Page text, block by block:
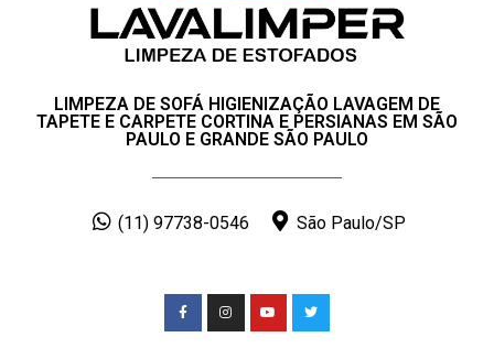
LIMPEZA DE SOFÁ HIGIENIZAÇÃO LAVAGEM DE
TAPETE E CARPETE CORTINA E PERSIANAS EM SÃO
PAULO E GRANDE SÃO PAULO
(11) 97738-0546 São Paulo/SP